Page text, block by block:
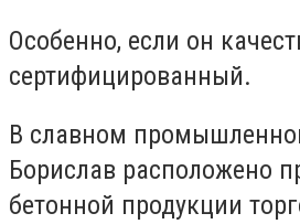
Особенно, если он
сертифицированный.
В славном
Борислав расположено
бетонной продукции